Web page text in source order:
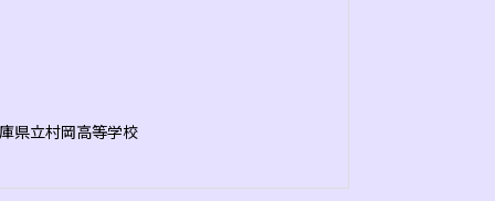
県立村岡高等学校